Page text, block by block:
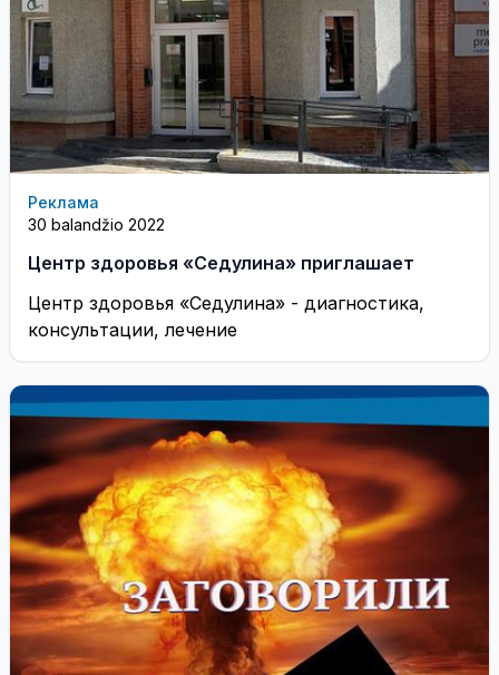
Реклама
30 balandžio 2022
Центр здоровья «Седулина» приглашает
Центр здоровья «Седулина» - диагностика,
консультации, лечение